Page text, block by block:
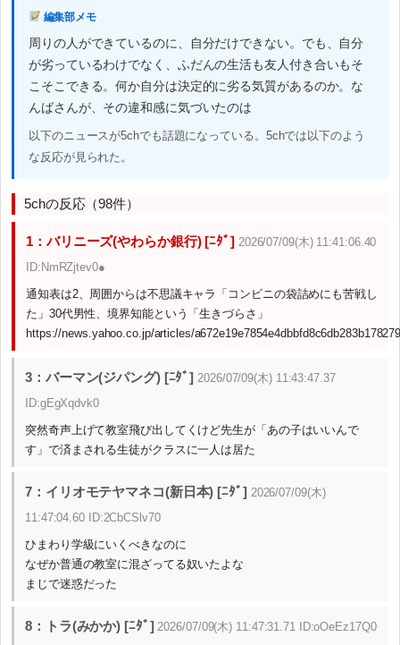
編集部メモ
周りの人ができているのに、自分だけできない。でも、自分
が劣っているわけでなく、ふだんの生活も友人付き合いもそ
こそこできる。何か自分は決定的に劣る気質があるのか。な
んばさんが、その違和感に気づいたのは
以下のニュースが5chでも話題になっている。5chでは以下のよう
な反応が見られた。
5chの反応（98件）
1：バリニーズ(やわらか銀行) [ﾆﾀﾞ] 2026/07/09(木) 11:41:06.40
ID:NmRZjtev0●
通知表は2、周囲からは不思議キャラ「コンビニの袋詰めにも苦戦し
た」30代男性、境界知能という「生きづらさ」
https://news.yahoo.co.jp/articles/
3：バーマン(ジパング) [ﾆﾀﾞ] 2026/07/09(木) 11:43:47.37
ID:gEgXqdvk0
突然奇声上げて教室飛び出してくけど先生が「あの子はいいんで
す」で済まされる生徒がクラスに一人は居た
7：イリオモテヤマネコ(新日本) [ﾆﾀﾞ] 2026/07/09(木)
11:47:04.60 ID:2CbCSlv70
ひまわり学級にいくべきなのに
なぜか普通の教室に混ざってる奴いたよな
まじで迷惑だった
8：トラ(みかか) [ﾆﾀﾞ] 2026/07/09(木) 11:47:31.71 ID:oOeEz17Q0